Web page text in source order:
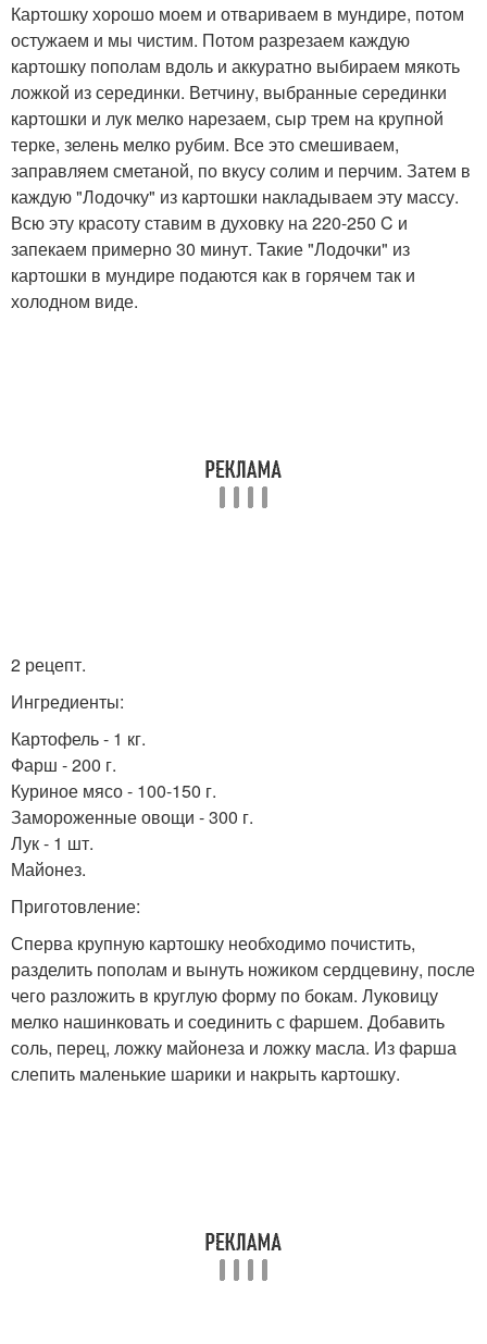
Картошку хорошо моем и отвариваем в мундире, потом
остужаем и мы чистим. Потом разрезаем каждую
картошку пополам вдоль и аккуратно выбираем мякоть
ложкой из серединки. Ветчину, выбранные серединки
картошки и лук мелко нарезаем, сыр трем на крупной
терке, зелень мелко рубим. Все это смешиваем,
заправляем сметаной, по вкусу солим и перчим. Затем в
каждую "Лодочку" из картошки накладываем эту массу.
Всю эту красоту ставим в духовку на 220-250 C и
запекаем примерно 30 минут. Такие "Лодочки" из
картошки в мундире подаются как в горячем так и
холодном виде.
2 рецепт.
Ингредиенты:
Картофель - 1 кг.
Фарш - 200 г.
Куриное мясо - 100-150 г.
Замороженные овощи - 300 г.
Лук - 1 шт.
Майонез.
Приготовление:
Сперва крупную картошку необходимо почистить,
разделить пополам и вынуть ножиком сердцевину, после
чего разложить в круглую форму по бокам. Луковицу
мелко нашинковать и соединить с фаршем. Добавить
соль, перец, ложку майонеза и ложку масла. Из фарша
слепить маленькие шарики и накрыть картошку.